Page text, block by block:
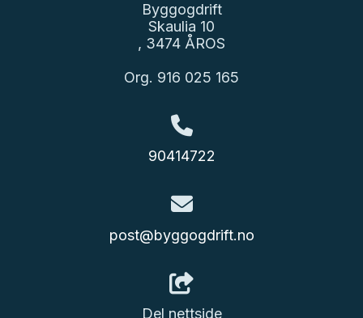
Byggogdrift
Skaulia 10
, 3474 ÅROS
Org. 916 025 165
90414722
post@byggogdrift.no
Del nettside